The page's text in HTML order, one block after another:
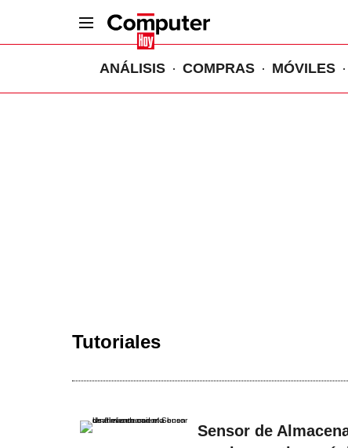
ANÁLISIS COMPRAS MÓVILES
Tutoriales
Sensor de